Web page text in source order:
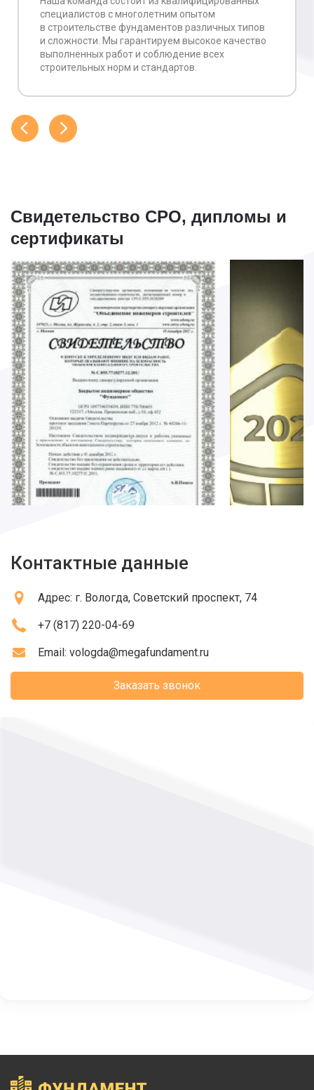
специалистов с многолетним опытом
в строительстве фундаментов различных типов
и сложности. Мы гарантируем высокое качество
выполненных работ и соблюдение всех
строительных норм и стандартов.
Свидетельство СРО, дипломы и
сертификаты
Контактные данные
Адрес: г. Вологда, Советский проспект, 74
+7 (817) 220-04-69
Email: vologda@megafundament.ru
Заказать звонок